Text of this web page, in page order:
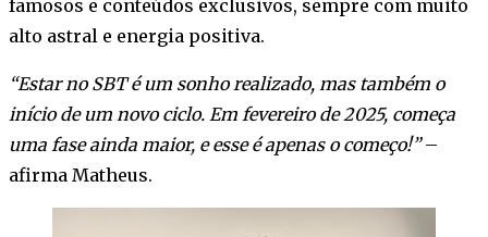
famosos e conteúdos exclusivos, sempre com muito
alto astral e energia positiva.
“Estar no SBT é um sonho realizado, mas também o
início de um novo ciclo. Em fevereiro de 2025, começa
uma fase ainda maior, e esse é apenas o começo!”–
afirma Matheus.